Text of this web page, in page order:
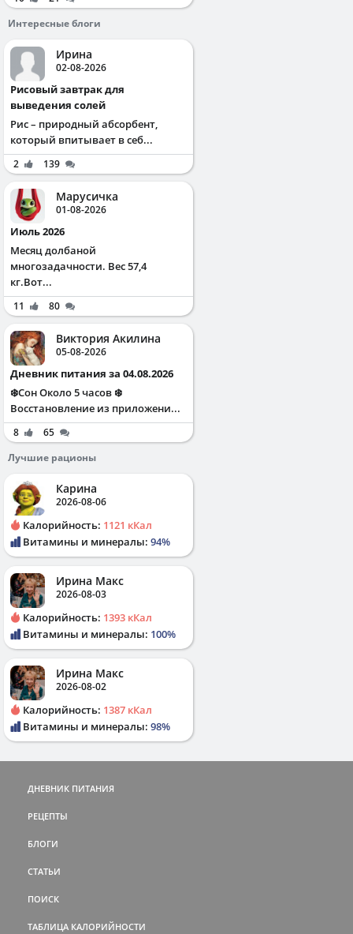
Интересные блоги
Ирина
02-08-2026
Рисовый завтрак для
выведения солей
Рис – природный абсорбент,
который впитывает в себ...
2 139
Марусичка
01-08-2026
Июль 2026
Месяц долбаной
многозадачности. Вес 57,4
кг.Вот...
11 80
Виктория Акилина
05-08-2026
Дневник питания за 04.08.2026
❄️Сон Около 5 часов ❄️
Восстановление из приложени...
8
65
Лучшие рационы
Карина
2026-08-06
Калорийность: 1121 кКал
Витамины и минералы: 94%
Ирина Макс
2026-08-03
Калорийность: 1393 кКал
Витамины и минералы: 100%
Ирина Макс
2026-08-02
Калорийность: 1387 кКал
Витамины и минералы: 98%
ДНЕВНИК ПИТАНИЯ
РЕЦЕПТЫ
БЛОГИ
СТАТЬИ
ПОИСК
ТАБЛИЦА КАЛОРИЙНОСТИ